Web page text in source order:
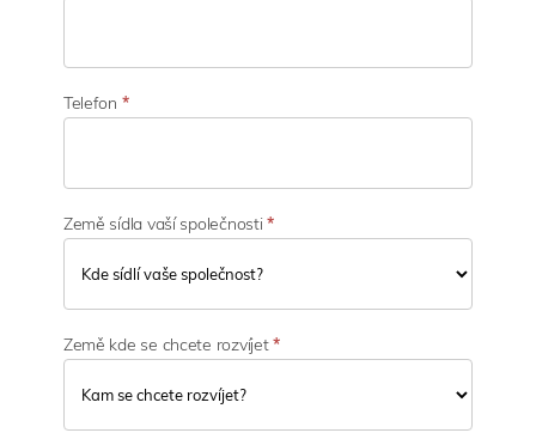
t
iTelefon *
Země sídla vaší společnosti*
Země kde se chcete rozvíjet*